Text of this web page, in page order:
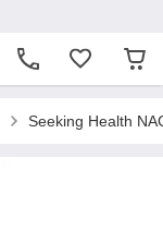
Seeking Health